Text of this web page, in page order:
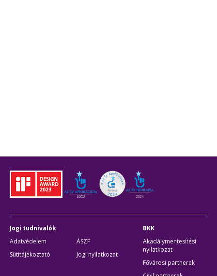
Jogi tudnivalók
Adatvédelem
ÁSZF
Sütitájékoztató
Jogi nyilatkozat
BKK
Akadálymentesítési
nyilatkozat
Fővárosi partnerek